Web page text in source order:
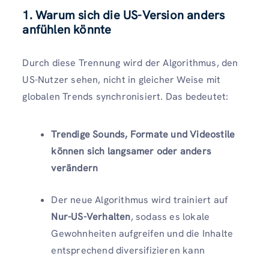
1.Warum sich die US-Version anders
anfühlen könnte
Durch diese Trennung wird der Algorithmus, den
US-Nutzer sehen, nicht in gleicher Weise mit
globalen Trends synchronisiert. Das bedeutet:
Trendige Sounds, Formate und Videostile
können sich langsamer oder anders
verändern
Der neue Algorithmus wird trainiert auf
Nur-US-Verhalten, sodass es lokale
Gewohnheiten aufgreifen und die Inhalte
entsprechend diversifizieren kann